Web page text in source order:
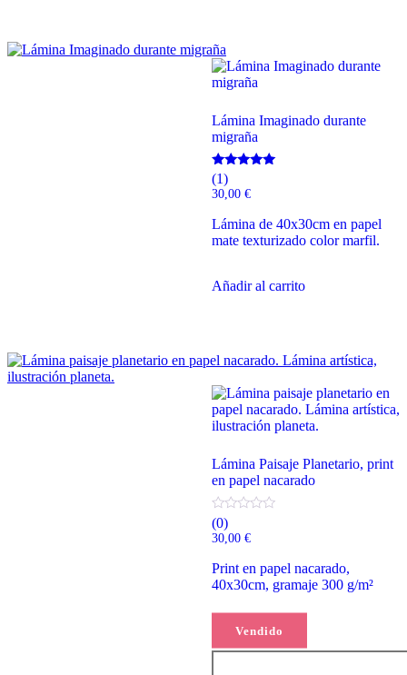
Lámina Imaginado durante
migraña
Valorado
con
5.00
(1)
30,00 €
Lámina de 40x30cm en papel
mate texturizado color marfil.
Añadir al carrito
Vendido
Lámina Paisaje Planetario, print
en papel nacarado
(0)
30,00 €
Print en papel nacarado,
40x30cm, gramaje 300 g/m²
Leer más